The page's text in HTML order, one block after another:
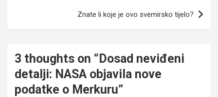
Znate li koje je ovo svemirsko tijelo?
3 thoughts on “ Dosad neviđeni
detalji: NASA objavila nove
podatke o Merkuru”